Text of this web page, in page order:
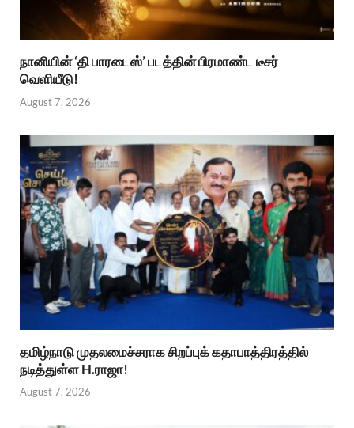
நானியின் ‘தி பாரடைஸ்’ படத்தின் பிரமாண்ட டீசர்
வெளியீடு!
August 7, 2026
தமிழ்நாடு முதலமைச்சராக சிறப்புக் கதாபாத்திரத்தில்
நடித்துள்ள H.ராஜா!
August 7, 2026